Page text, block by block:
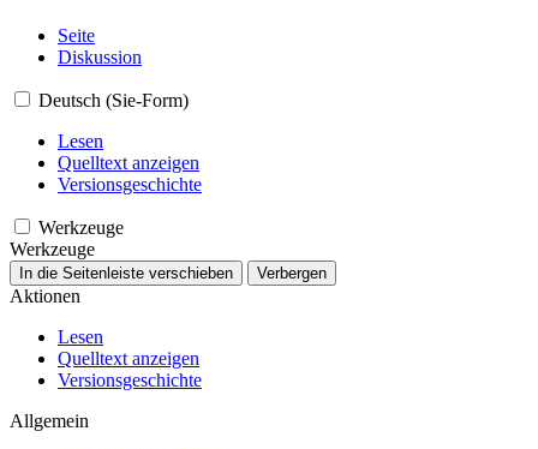
Seite
Diskussion
Deutsch (Sie-Form)
Lesen
Quelltext anzeigen
Versionsgeschichte
Werkzeuge
Werkzeuge
In die Seitenleiste verschieben Verbergen
Aktionen
Lesen
Quelltext anzeigen
Versionsgeschichte
Allgemein